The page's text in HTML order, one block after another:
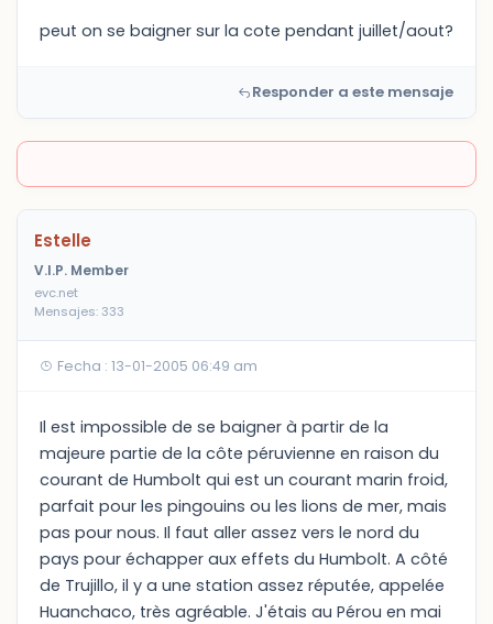
peut on se baigner sur la cote pendant juillet/aout?
Responder a este mensaje
Estelle
V.I.P. Member
evc.net
Mensajes: 333
Fecha : 13-01-2005 06:49 am
Il est impossible de se baigner à partir de la
majeure partie de la côte péruvienne en raison du
courant de Humbolt qui est un courant marin froid,
parfait pour les pingouins ou les lions de mer, mais
pas pour nous. Il faut aller assez vers le nord du
pays pour échapper aux effets du Humbolt. A côté
de Trujillo, il y a une station assez réputée, appelée
Huanchaco, très agréable. J'étais au Pérou en mai